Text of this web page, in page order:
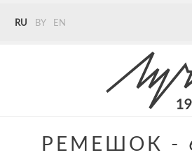
RU BY EN
+375 (29) 272 51 56
РЕМЕШОК -